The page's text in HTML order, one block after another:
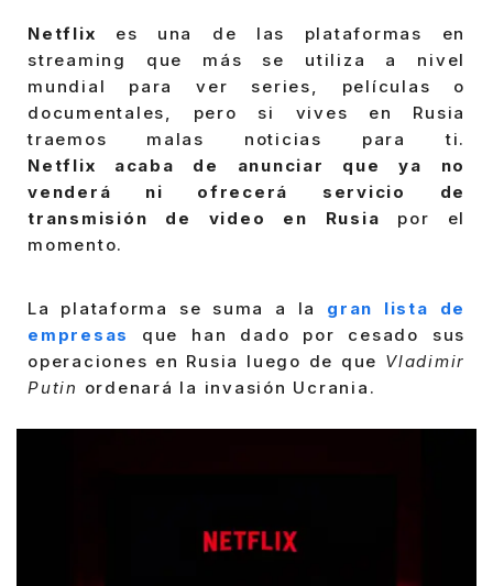
Netflix es una de las plataformas en
streaming que más se utiliza a nivel
mundial para ver series, películas o
documentales, pero si vives en Rusia
traemos malas noticias para ti.
Netflix acaba de anunciar que ya no
venderá ni ofrecerá servicio de
transmisión de video en Rusia por el
momento.
La plataforma se suma a la gran lista de
empresas
que han dado por cesado sus
operaciones en Rusia luego de que Vladimir
Putin ordenará la invasión Ucrania.